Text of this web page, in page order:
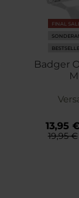
FINAL
Badger
13,95
19,95 €